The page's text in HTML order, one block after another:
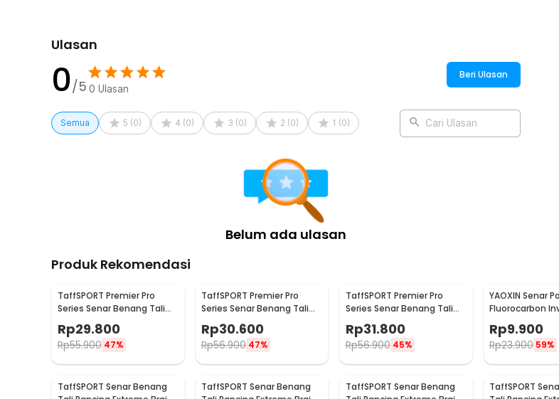
Ulasan
0/5 0 Ulasan
Beri Ulasan
Semua 5 (0) 4 (0) 3 (0) 2 (0) 1 (0) Cari Ulasan
Belum ada ulasan
Produk Rekomendasi
TaffSPORT Premier Pro
Series Senar Benang Tali
Pancing PE Braided 300M
0.33mm
Rp29.800
Rp55.900 47%
TaffSPORT Premier Pro
Series Senar Benang Tali
Pancing PE Braided 300M
0.23mm
Rp30.600
Rp56.900 47%
TaffSPORT Premier Pro
Series Senar Benang Tali
Pancing PE Braided 300M
0.14mm
Rp31.800
Rp56.900 45%
YAOXIN Senar
Fluorocarbon
OY0068
Rp9.900
Rp23.900 59%
TaffSPORT Senar Benang
TaffSPORT Senar Benang
TaffSPORT Senar Benang
TaffSPORT